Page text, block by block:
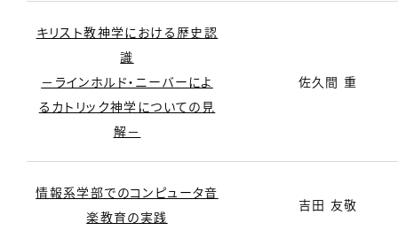
キリスト教神学における歴史認
識
－ラインホルド・ニーバーによ
るカトリック神学についての見
解－
佐久間 重
情報系学部でのコンピュータ音
楽教育の実践
吉田 友敬